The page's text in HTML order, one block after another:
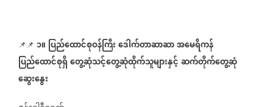
📌📌 ၁။ ပြည်ထောင်စုဝန်ကြီးဒေါက်တာဆာဆာအမေရိကန်
ပြည်ထောင်စုရှိတွေ့ဆုံသင့်တွေ့ဆုံထိုက်သူများနှင့်ဆက်တိုက်တွေ့ဆုံ
ဆွေးနွေး